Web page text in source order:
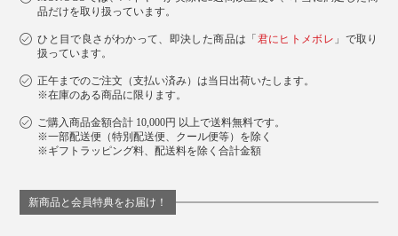
品だけを取り扱っています。
ひと目で良さがわかって、即決した商品は「 君にヒトメボレ 」で取り
扱っています。
正午までのご注文（支払い済み）は当日出荷いたします。
※在庫のある商品に限ります。
ご購入商品金額合計 10,000円 以上で送料無料です。
※一部配送便（特別配送便、クール便等）を除く
※ギフトラッピング料、配送料を除く合計金額
新商品と会員特典をお届け！